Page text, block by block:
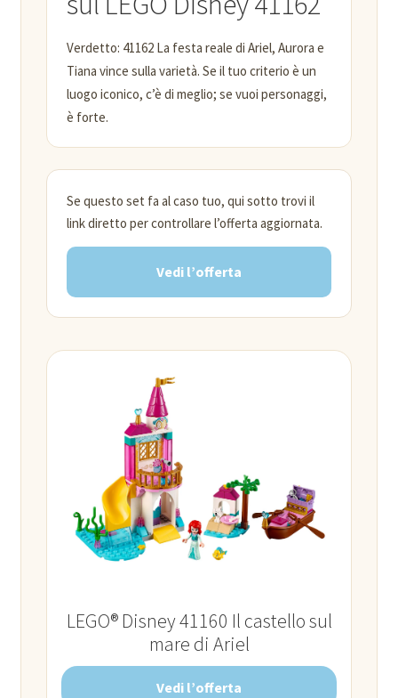
Verdetto: 41162 La festa reale di Ariel, Aurora e
Tiana vince sulla varietà. Se il tuo criterio è un
luogo iconico, c’è di meglio; se vuoi personaggi,
è forte.
Se questo set fa al caso tuo, qui sotto trovi il
link diretto per controllare l’offerta aggiornata.
Vedi l’offerta
LEGO® Disney 41160 Il castello sul
mare di Ariel
Vedi l’offerta